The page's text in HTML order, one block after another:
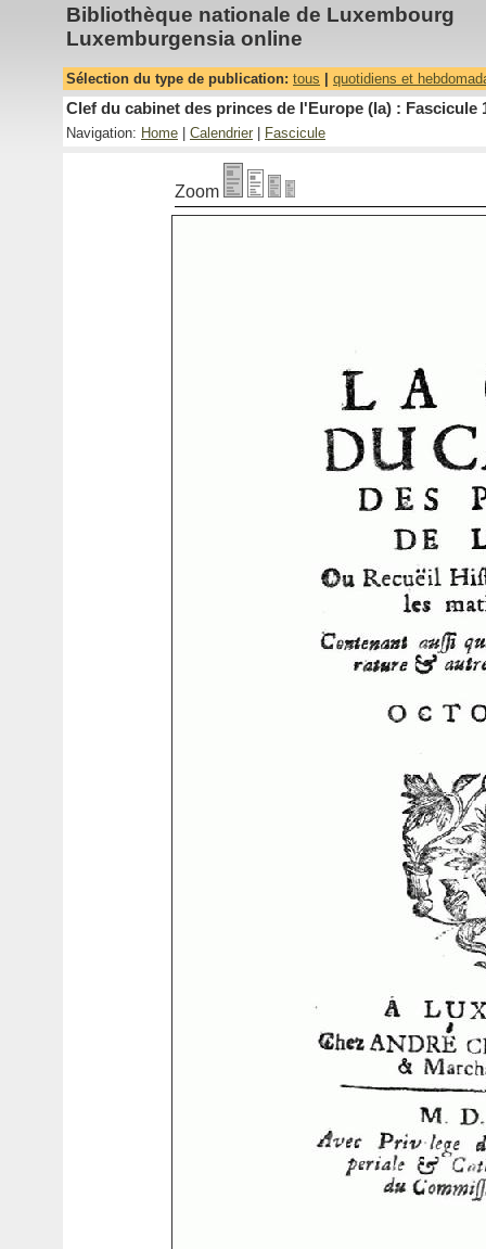
Bibliothèque nationale de Luxembourg
Luxemburgensia online
Sélection du type de publication: tous quotidiens et
Clef du cabinet des princes de l'Europe (la) : Fascicule
Navigation: Home Calendrier Fascicule
Zoom